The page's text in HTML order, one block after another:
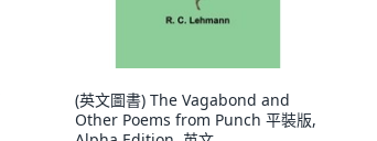
(英文圖書) The Vagabond and
Other Poems from Punch 平裝版,